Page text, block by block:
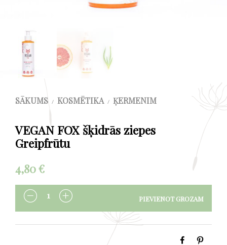
SĀKUMS / KOSMĒTIKA / ĶERMENIM
VEGAN FOX šķidrās ziepes
Greipfrūtu
4,80€
DAUDZUMS PIEVIENOT GROZAM